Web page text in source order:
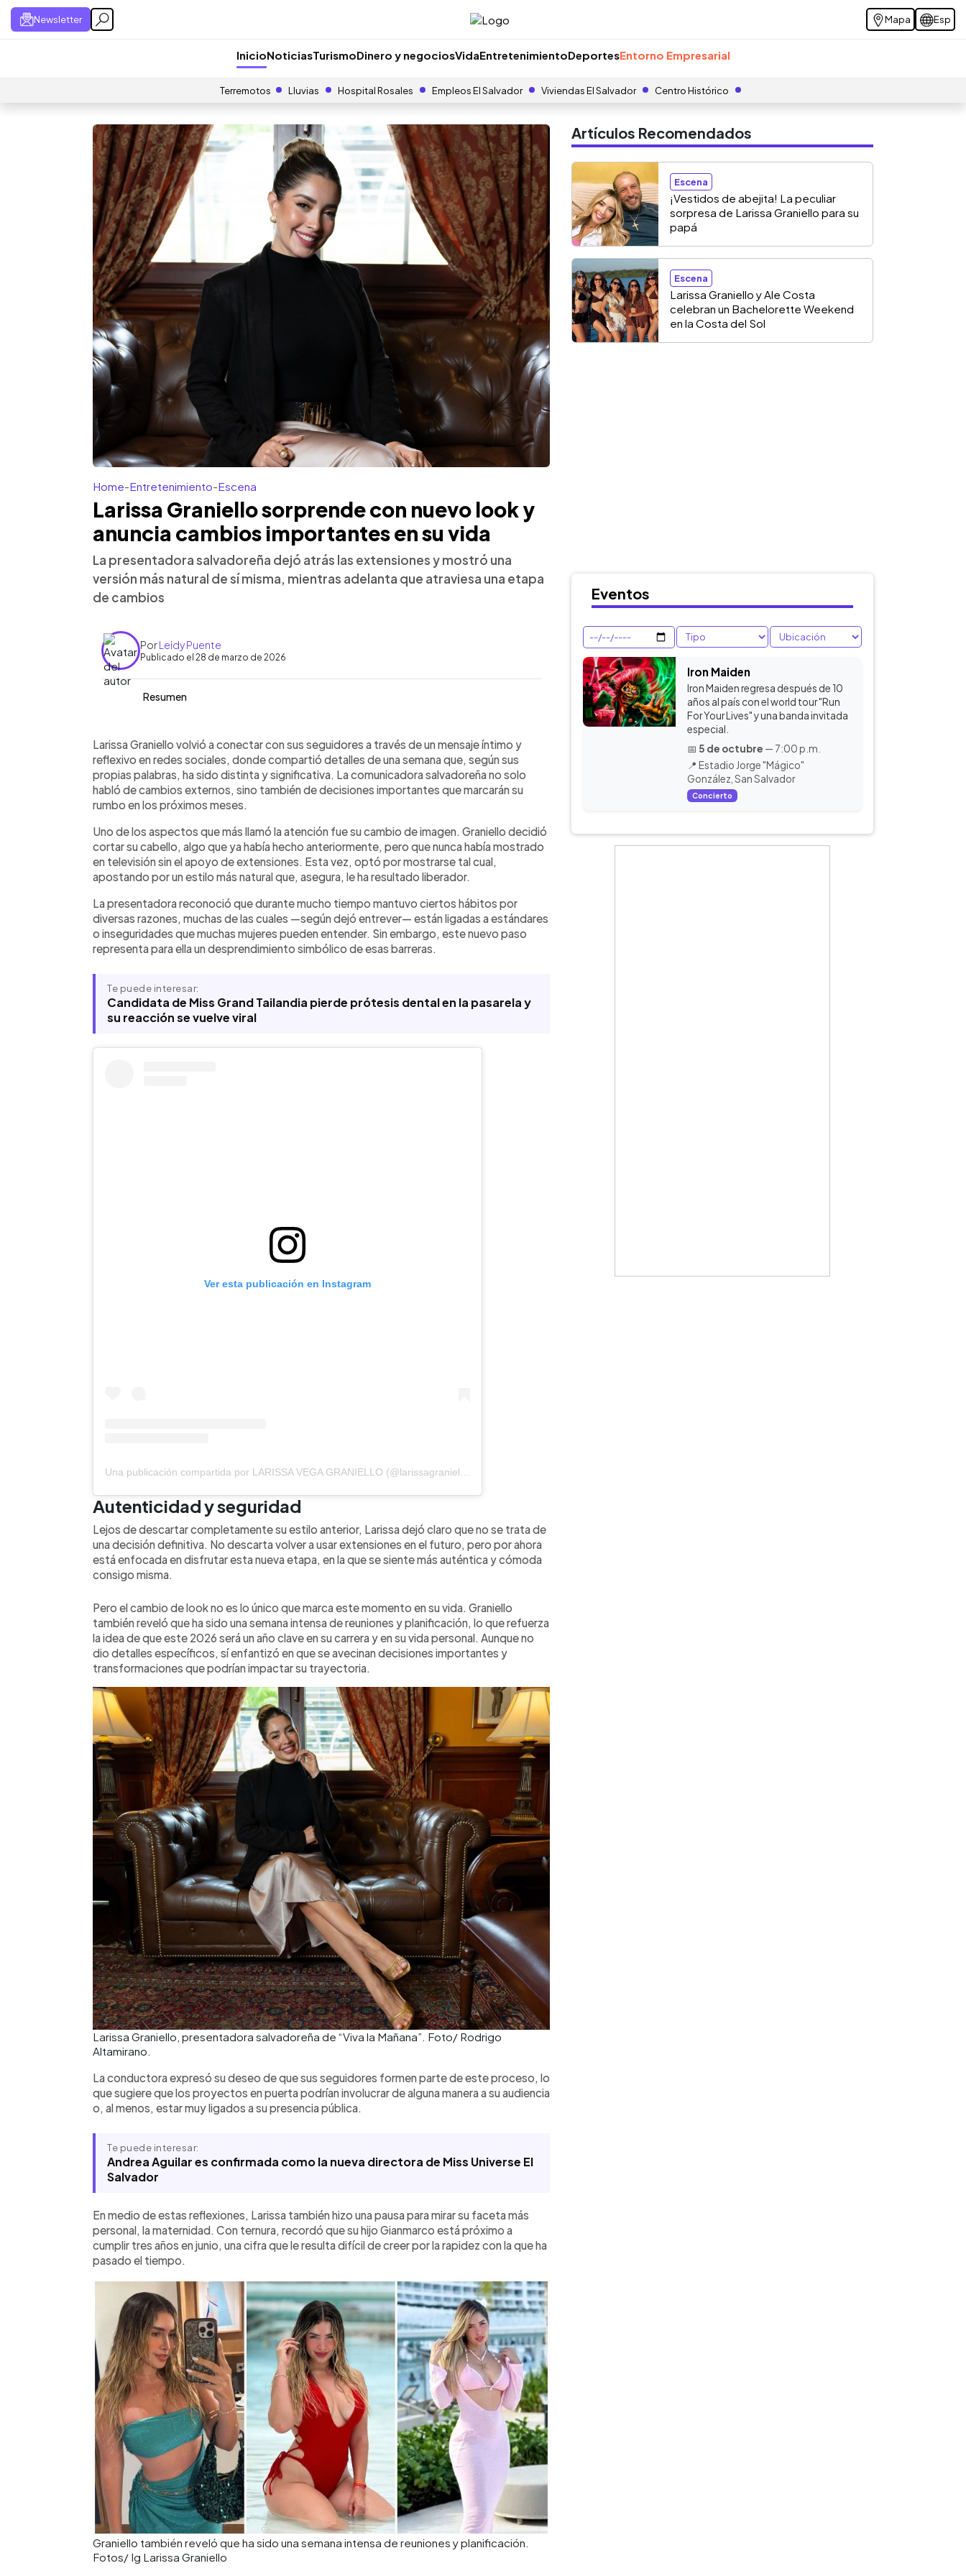
Newsletter Mapa Esp
InicioNoticiasTurismoDinero y negociosVidaEntretenimientoDeportesEntorno Empresarial
Terremotos Lluvias Hospital Rosales Empleos El Salvador Viviendas El Salvador Centro Histórico
Home-Entretenimiento-Escena
Larissa Graniello sorprende con nuevo look y
anuncia cambios importantes en su vida
La presentadora salvadoreña dejó atrás las extensiones y mostró una
versión más natural de sí misma, mientras adelanta que atraviesa una etapa
de cambios
PorLeidy Puente
Publicado el 28 de marzo de 2026
Resumen
► Escuchar artículo
Larissa Graniello compartió con sus seguidores una etapa de cambios
personales y profesionales. La presentadora sorprendió al mostrar un
nuevo look sin extensiones, una decisión que describe como liberadora y
que refleja una versión más auténtica de sí misma. Además, reveló que ha
tenido semanas intensas de reuniones, adelantando que este año será
faceta como madre, recordando que su hijo Gianmarco cumplirá tres años
en junio. Su mensaje invita a valorar el tiempo, vivir cada etapa y agradecer
lo construido con esfuerzo.
Larissa Graniello volvió a conectar con sus seguidores a través de un mensaje íntimo y
reflexivo en redes sociales, donde compartió detalles de una semana que, según sus
propias palabras, ha sido distinta y significativa. La comunicadora salvadoreña no solo
habló de cambios externos, sino también de decisiones importantes que marcarán su
rumbo en los próximos meses.
Uno de los aspectos que más llamó la atención fue su cambio de imagen. Graniello decidió
cortar su cabello, algo que ya había hecho anteriormente, pero que nunca había mostrado
en televisión sin el apoyo de extensiones. Esta vez, optó por mostrarse tal cual,
apostando por un estilo más natural que, asegura, le ha resultado liberador.
La presentadora reconoció que durante mucho tiempo mantuvo ciertos hábitos por
diversas razones, muchas de las cuales —según dejó entrever— están ligadas a estándares
o inseguridades que muchas mujeres pueden entender. Sin embargo, este nuevo paso
representa para ella un desprendimiento simbólico de esas barreras.
Te puede interesar:
Candidata de Miss Grand Tailandia pierde prótesis dental en la pasarela y
su reacción se vuelve viral
Ver esta publicación en Instagram
Autenticidad y seguridad
Lejos de descartar completamente su estilo anterior, Larissa dejó claro que no se trata de
una decisión definitiva. No descarta volver a usar extensiones en el futuro, pero por ahora
está enfocada en disfrutar esta nueva etapa, en la que se siente más auténtica y cómoda
consigo misma.
Pero el cambio de look no es lo único que marca este momento en su vida. Graniello
también reveló que ha sido una semana intensa de reuniones y planificación, lo que refuerza
la idea de que este 2026 será un año clave en su carrera y en su vida personal. Aunque no
dio detalles específicos, sí enfantizó en que se avecinan decisiones importantes y
transformaciones que podrían impactar su trayectoria.
Larissa Graniello, presentadora salvadoreña de “Viva la Mañana”. Foto/ Rodrigo
Altamirano.
La conductora expresó su deseo de que sus seguidores formen parte de este proceso, lo
que sugiere que los proyectos en puerta podrían involucrar de alguna manera a su audiencia
o, al menos, estar muy ligados a su presencia pública.
Te puede interesar:
Andrea Aguilar es confirmada como la nueva directora de Miss Universe El
Salvador
En medio de estas reflexiones, Larissa también hizo una pausa para mirar su faceta más
personal, la maternidad. Con ternura, recordó que su hijo Gianmarco está próximo a
cumplir tres años en junio, una cifra que le resulta difícil de creer por la rapidez con la que ha
pasado el tiempo.
Graniello también reveló que ha sido una semana intensa de reuniones y planificación.
Fotos/ Ig Larissa Graniello
Artículos Recomendados
Escena
¡Vestidos de abejita! La peculiar
sorpresa de Larissa Graniello para su
papá
Escena
Larissa Graniello y Ale Costa
celebran un Bachelorette Weekend
en la Costa del Sol
Eventos
Iron Maiden
Iron Maiden regresa después de 10
años al país con el world tour "Run
For Your Lives" y una banda invitada
especial.
📅 5 de octubre — 7:00 p.m.
📍 Estadio Jorge "Mágico"
González, San Salvador
Concierto